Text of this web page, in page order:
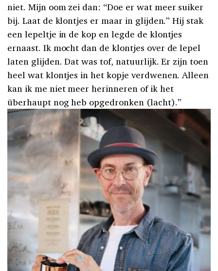
niet. Mijn oom zei dan: “Doe er wat meer suiker
bij. Laat de klontjes er maar in glijden.” Hij stak
een lepeltje in de kop en legde de klontjes
ernaast. Ik mocht dan de klontjes over de lepel
laten glijden. Dat was tof, natuurlijk. Er zijn toen
heel wat klontjes in het kopje verdwenen. Alleen
kan ik me niet meer herinneren of ik het
überhaupt nog heb opgedronken (lacht).”